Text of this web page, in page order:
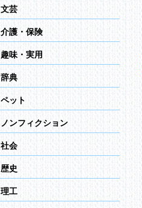
文芸
介護・保険
趣味・実用
辞典
ペット
ノンフィクション
社会
歴史
理工